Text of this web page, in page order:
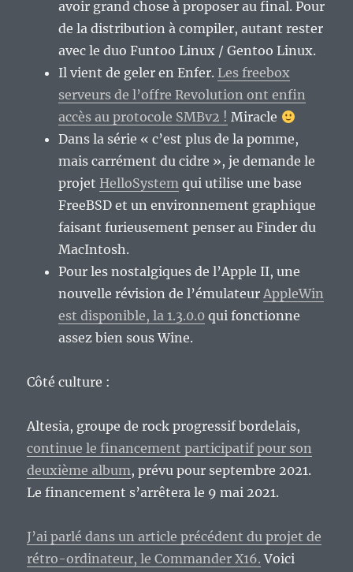
avoir grand chose à proposer au final. Pour
de la distribution à compiler, autant rester
avec le duo Funtoo Linux / Gentoo Linux.
Il vient de geler en Enfer. Les freebox
serveurs de l’offre Revolution ont enfin
accès au protocole SMBv2 ! Miracle
Dans la série « c’est plus de la pomme,
mais carrément du cidre », je demande le
projet HelloSystem qui utilise une base
FreeBSD et un environnement graphique
faisant furieusement penser au Finder du
MacIntosh.
Pour les nostalgiques de l’Apple II, une
nouvelle révision de l’émulateurAppleWin
est disponible, la 1.3.0.0 qui fonctionne
assez bien sous Wine.
Côté culture :
Altesia, groupe de rock progressif bordelais,
continue le financement participatif pour son
deuxième album, prévu pour septembre 2021.
Le financement s’arrêtera le 9 mai 2021.
J’ai parlé dans un article précédent du projet de
rétro-ordinateur, le Commander X16. Voici